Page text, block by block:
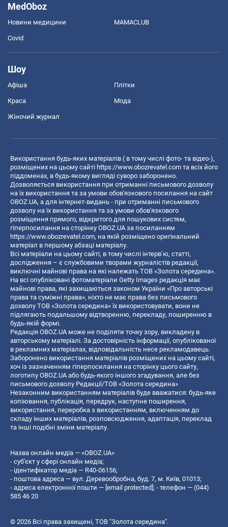
MedOboz
Новини медицини MAMACLUB
Covid
Шоу
Афіша Плітки
Краса Мода
Жіночий журнал
Використання будь-яких матеріалів ( в тому числі фото- та відео-),
розміщених на цьому сайті https://www.obozrevatel.com та всіх його
піддоменах, в будь-якому вигляді суворо заборонено.
Дозволяється використання при отриманні письмового дозволу
на їх використання та за умови обов'язкового посилання на сайт
OBOZ.UA, а для інтернет-видань - при отриманні письмового
дозволу на їх використання та за умови обов'язкового
розміщення прямого, відкритого для пошукових систем,
гіперпосилання на сторінку OBOZ.UA за посиланням
https://www.obozrevatel.com, на якій розміщено оригінальний
матеріал в першому абзаці матеріалу.
Всі матеріали на цьому сайті, в тому числі інтерв’ю, статті,
дослідження – є службовими творами журналістів редакції,
виключні майнові права на які належать ТОВ «Золота середина».
На всі опубліковані фотоматеріали Getty Images редакція має
майнові права, які захищаються законом України «Про авторські
права та суміжні права», ніхто не має права без письмового
дозволу ТОВ «Золота середина» їх використовувати, вони не
підлягають подальшому відтворенню, перекладу, поширенню в
будь-якій формі.
Редакція OBOZ.UA може не поділяти точку зору, викладену в
авторському матеріалі. За достовірність інформації, опублікованої
в рекламних матеріалах, відповідальність несе рекламодавець.
Заборонено використання матеріалів розміщених на цьому сайті,
хоч із зазначенням гіперпосилання на сторінку цього сайту,
логотипу OBOZ.UA або будь-якого іншого згадування, але без
письмового дозволу Редакції/ТОВ «Золота середина»
Незаконним використанням матеріалів буде вважатися: будь-яке
копiювання, публiкацiя, передрук, наступне поширення,
використання, переробка з використанням, включенням до
складу інших матеріалів, розповсюдження, адаптація, переклад
та інші подібні зміни матеріалу.
Назва онлайн медіа — «OBOZ.UA»
- суб'єкт у сфері онлайн медіа;
- ідентифікатор медіа — R40-06156;
- поштова адреса — вул. Деревообробна, буд. 7, м. Київ, 01013;
- адреса електронної пошти — [email protected]; - телефон — (044)
585 46 20
© 2026 Всі права захищені, ТОВ "Золота середина".